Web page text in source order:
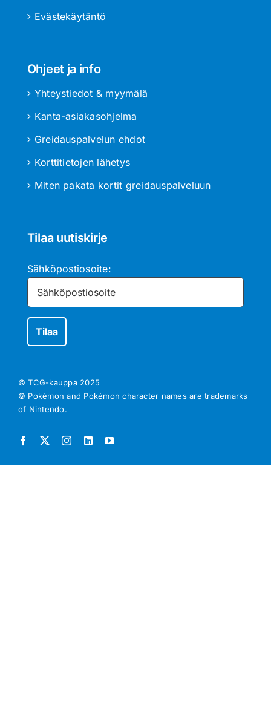
Evästekäytäntö
Ohjeet ja info
Yhteystiedot & myymälä
Kanta-asiakasohjelma
Greidauspalvelun ehdot
Korttitietojen lähetys
Miten pakata kortit greidauspalveluun
Tilaa uutiskirje
Sähköpostiosoite:
© TCG-kauppa 2025
© Pokémon and Pokémon character names are trademarks
of Nintendo.